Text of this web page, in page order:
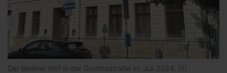
Der Berliner Hof in der Goethestraße im Juli 2024. (1)